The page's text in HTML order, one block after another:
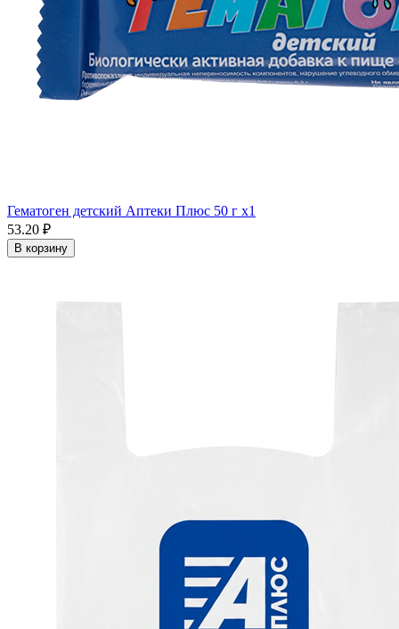
Гематоген детский Аптеки Плюс 50 г x1
53.20 ₽
В корзину